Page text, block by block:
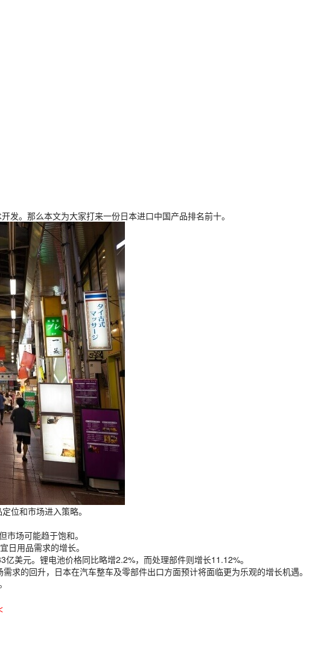
。那么本文为大家打来一份日本进口中国产品排名前十。
位和市场进入策略。
市场可能趋于饱和。
日用品需求的增长。
美元。锂电池价格同比略增2.2%，而处理部件则增长11.12%。
的回升，日本在汽车整车及零部件出口方面预计将面临更为乐观的增长机遇。